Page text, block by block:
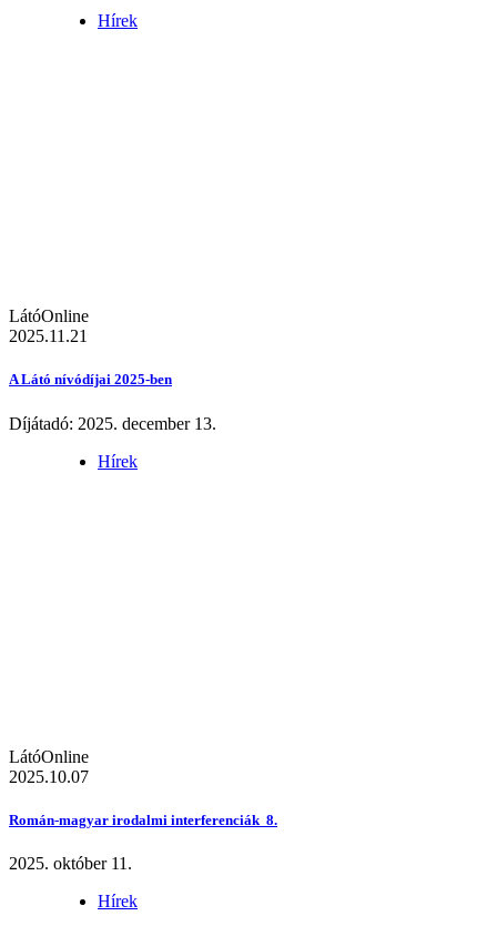
Hírek
LátóOnline
2025.11.21
A Látó nívódíjai 2025-ben
Díjátadó: 2025. december 13.
Hírek
LátóOnline
2025.10.07
Román-magyar irodalmi interferenciák 8.
2025. október 11.
Hírek